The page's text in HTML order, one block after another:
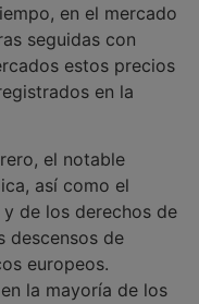
en el mercado
seguidas con
estos precios
en la
el notable
así como el
de los derechos de
descensos de
europeos.
la mayoría de los